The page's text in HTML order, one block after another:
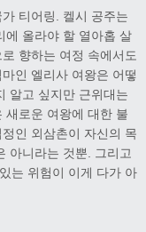
티어링. 켈시 공주는
에 올라야 할 열아홉 살
향하는 여정 속에서도
인 엘리사 여왕은 어떻
알고 싶지만 근위대는
새로운 여왕에 대한 불
인 외삼촌이 자신의 목
아니라는 것뿐. 그리고
는 위험이 이게 다가 아